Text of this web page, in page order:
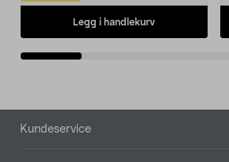
Legg i handlekurv
Bunntekst
Kundeservice